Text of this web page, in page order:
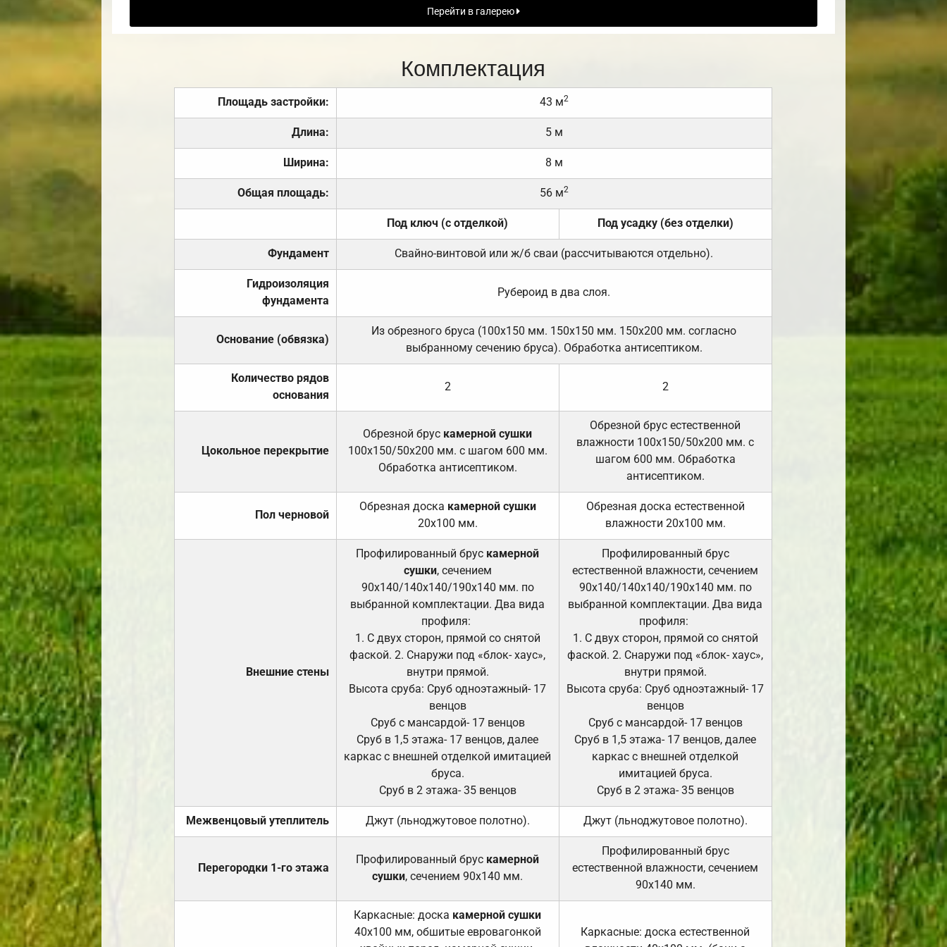
Перейти в галерею
Комплектация
Площадь застройки: 43 м2
Длина: 5 м
Ширина: 8 м
Общая площадь: 56 м2
Под ключ (с отделкой) Под усадку (без отделки)
Фундамент Свайно-винтовой или ж/б сваи (рассчитываются отдельно).
Гидроизоляция
фундамента
Рубероид в два слоя.
Основание (обвязка)
Из обрезного бруса (100х150 мм. 150х150 мм. 150х200 мм. согласно
выбранному сечению бруса). Обработка антисептиком.
Количество рядов
основания
2 2
Цокольное перекрытие
Обрезной брус камерной сушки
100х150/50х200 мм. с шагом 600 мм.
Обработка антисептиком.
Обрезной брус естественной
влажности 100х150/50х200 мм. с
шагом 600 мм. Обработка
антисептиком.
Пол черновой
Обрезная доска камерной сушки
20х100 мм.
Обрезная доска естественной
влажности 20х100 мм.
Внешние стены
Профилированный брус камерной
сушки, сечением
90х140/140х140/190х140 мм. по
выбранной комплектации. Два вида
профиля:
1. С двух сторон, прямой со снятой
фаской. 2. Снаружи под «блок- хаус»,
внутри прямой.
Высота сруба: Сруб одноэтажный- 17
венцов
Сруб с мансардой- 17 венцов
Сруб в 1,5 этажа- 17 венцов, далее
каркас с внешней отделкой имитацией
бруса.
Сруб в 2 этажа- 35 венцов
Профилированный брус
естественной влажности, сечением
90х140/140х140/190х140 мм. по
выбранной комплектации. Два вида
профиля:
1. С двух сторон, прямой со снятой
фаской. 2. Снаружи под «блок- хаус»,
внутри прямой.
Высота сруба: Сруб одноэтажный- 17
венцов
Сруб с мансардой- 17 венцов
Сруб в 1,5 этажа- 17 венцов, далее
каркас с внешней отделкой
имитацией бруса.
Сруб в 2 этажа- 35 венцов
Межвенцовый утеплитель Джут (льноджутовое полотно). Джут (льноджутовое полотно).
Перегородки 1-го этажа
Профилированный брус камерной
сушки, сечением 90х140 мм.
Профилированный брус
естественной влажности, сечением
90х140 мм.
Каркасные: доска камерной сушки
40х100 мм, обшитые евровагонкой
Каркасные: доска естественной